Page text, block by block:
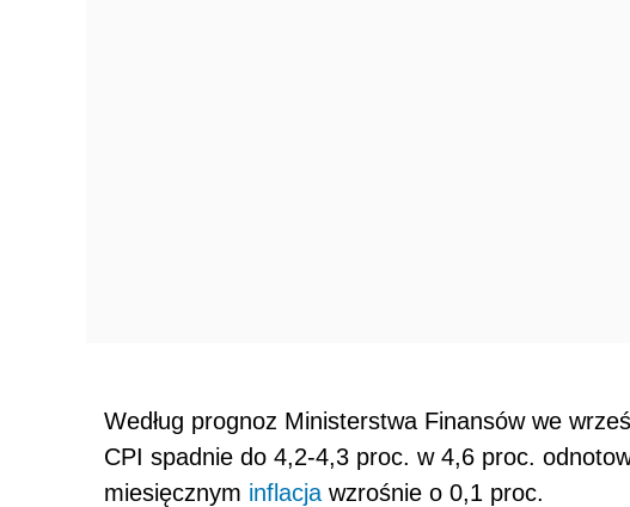
Według prognoz Ministerstwa Finansów we
CPI spadnie do 4,2-4,3 proc. w 4,6 proc.
miesięcznym inflacja wzrośnie o 0,1 proc.